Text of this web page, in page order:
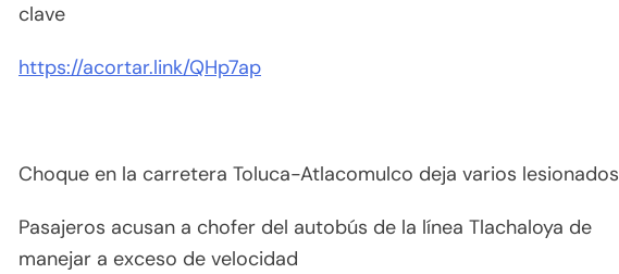
clave
https://acortar.link/QHp7ap
Choque en la carretera Toluca-Atlacomulco deja varios lesionados
Pasajeros acusan a chofer del autobús de la línea Tlachaloya de
manejar a exceso de velocidad